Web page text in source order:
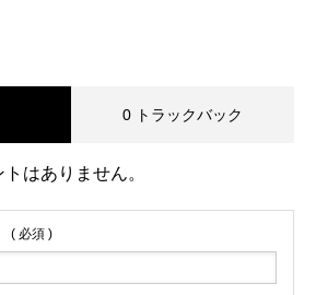
0 トラックバック
はありません。
( 必須 )